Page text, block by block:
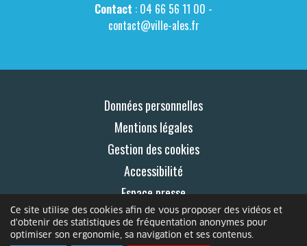
Ce site utilise des cookies afin de vous proposer des vidéos et
d'obtenir des statistiques de fréquentation anonymes pour
optimiser son ergonomie, sa navigation et ses contenus.
Contact : 04 66 56 11 00 -
contact@ville-ales.fr
© 2026 Le Mag
Données personnelles
Mentions légales
Gestion des cookies
Accessibilité
Espace presse
Contact